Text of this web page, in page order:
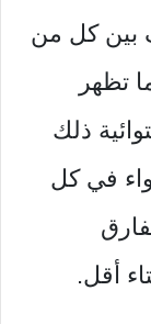
بين كل من
تظهر
ذلك
في كل
أقل.